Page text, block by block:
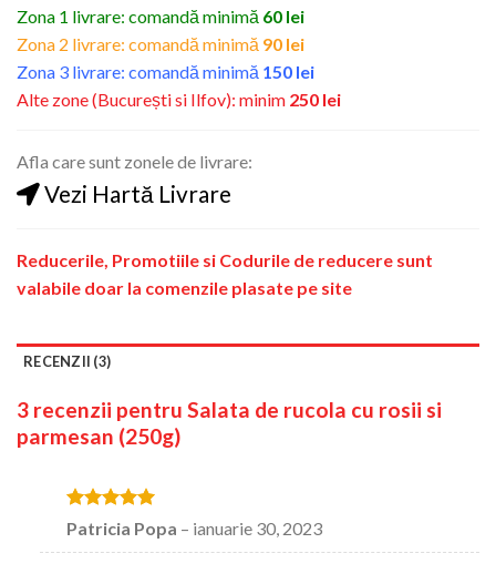
Zona 1 livrare: comandă minimă 60 lei
Zona 2 livrare: comandă minimă 90 lei
Zona 3 livrare: comandă minimă 150 lei
Alte zone (București si Ilfov): minim 250 lei
Afla care sunt zonele de livrare:
Vezi Hartă Livrare
Reducerile, Promotiile si Codurile de reducere sunt
valabile doar la comenzile plasate pe site
RECENZII (3)
3 recenzii pentru Salata de rucola cu rosii si
parmesan (250g)
Evaluat la5
stele din 5
Patricia Popa – ianuarie 30, 2023